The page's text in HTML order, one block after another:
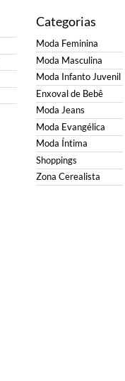
Categorias
Moda Feminina
Moda Masculina
Moda Infanto Juvenil
Enxoval de Bebê
Moda Jeans
Moda Evangélica
Moda Íntima
Shoppings
Zona Cerealista